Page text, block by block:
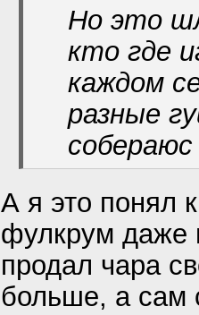
Но это
кто где
каждом
разные
А я это понял
фулкрум даже
продал чара
больше, а сам